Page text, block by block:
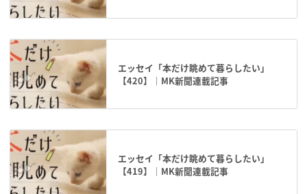
エッセイ「本だけ眺めて暮らしたい」
【420】｜MK新聞連載記事
エッセイ「本だけ眺めて暮らしたい」
【419】｜MK新聞連載記事